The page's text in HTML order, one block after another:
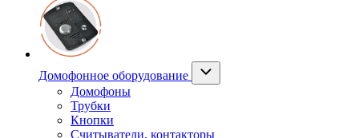
Домофонное оборудование
Домофоны
Трубки
Кнопки
Считыватели, контакторы